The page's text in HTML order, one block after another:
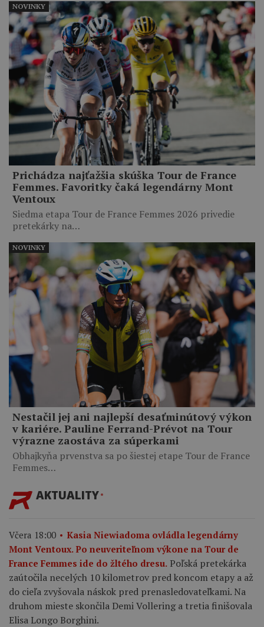
Prichádza najťažšia skúška Tour de France
Femmes. Favoritky čaká legendárny Mont
Ventoux
Siedma etapa Tour de France Femmes 2026 privedie
pretekárky na…
NOVINKY
Nestačil jej ani najlepší desaťminútový výkon
v kariére. Pauline Ferrand-Prévot na Tour
výrazne zaostáva za súperkami
Obhajkyňa prvenstva sa po šiestej etape Tour de France
Femmes…
NOVINKY
AKTUALITY
Včera 18:00
Kasia Niewiadoma ovládla legendárny
Mont Ventoux. Po neuveriteľnom výkone na Tour de
France Femmes ide do žltého dresu. Poľská pretekárka
zaútočila necelých 10 kilometrov pred koncom etapy a až
do cieľa zvyšovala náskok pred prenasledovateľkami. Na
druhom mieste skončila Demi Vollering a tretia finišovala
Elisa Longo Borghini.